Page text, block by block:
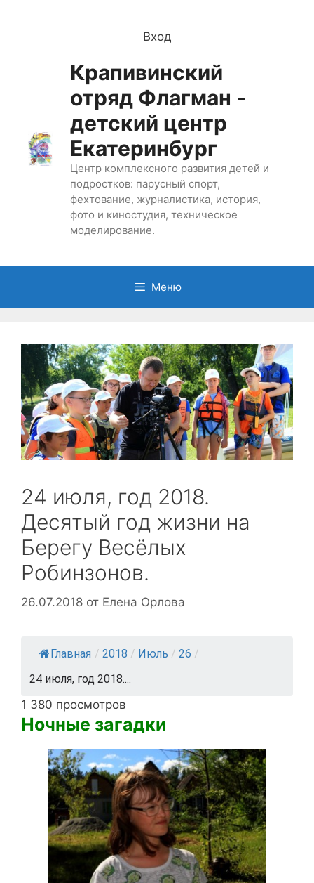
Вход
Крапивинский
отряд Флагман -
детский центр
Екатеринбург
Центр комплексного развития детей и
подростков: парусный спорт,
фехтование, журналистика, история,
фото и киностудия, техническое
моделирование.
Меню
24 июля, год 2018.
Десятый год жизни на
Берегу Весёлых
Робинзонов.
26.07.2018 от Елена Орлова
Главная / 2018 / Июль / 26 /
24 июля, год 2018....
1 380 просмотров
Ночные загадки